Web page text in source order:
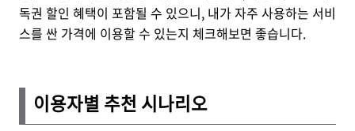
독권 할인 혜택이 포함될 수 있으니, 내가 자주 사용하는 서비
스를 싼 가격에 이용할 수 있는지 체크해보면 좋습니다.
이용자별 추천 시나리오